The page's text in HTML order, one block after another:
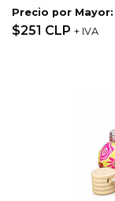
Precio por Mayor:
$251 CLP + IVA